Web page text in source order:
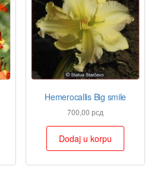
Hemerocallis Big smile
700,00рсд
Dodaj u korpu